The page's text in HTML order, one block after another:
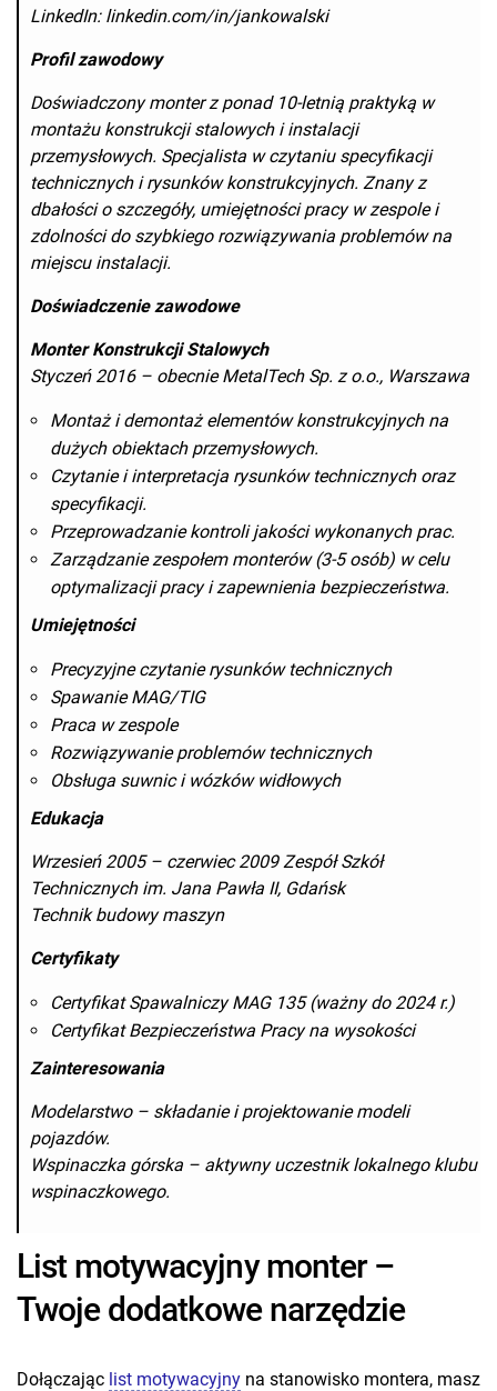
LinkedIn: linkedin.com/in/jankowalski
Profil zawodowy
Doświadczony monter z ponad 10-letnią praktyką w
montażu konstrukcji stalowych i instalacji
przemysłowych. Specjalista w czytaniu specyfikacji
technicznych i rysunków konstrukcyjnych. Znany z
dbałości o szczegóły, umiejętności pracy w zespole i
zdolności do szybkiego rozwiązywania problemów na
miejscu instalacji.
Doświadczenie zawodowe
Monter Konstrukcji Stalowych
Styczeń 2016 – obecnie MetalTech Sp. z o.o., Warszawa
Montaż i demontaż elementów konstrukcyjnych na
dużych obiektach przemysłowych.
Czytanie i interpretacja rysunków technicznych oraz
specyfikacji.
Przeprowadzanie kontroli jakości wykonanych prac.
Zarządzanie zespołem monterów (3-5 osób) w celu
optymalizacji pracy i zapewnienia bezpieczeństwa.
Umiejętności
Precyzyjne czytanie rysunków technicznych
Spawanie MAG/TIG
Praca w zespole
Rozwiązywanie problemów technicznych
Obsługa suwnic i wózków widłowych
Edukacja
Wrzesień 2005 – czerwiec 2009 Zespół Szkół
Technicznych im. Jana Pawła II, Gdańsk
Technik budowy maszyn
Certyfikaty
Certyfikat Spawalniczy MAG 135 (ważny do 2024 r.)
Certyfikat Bezpieczeństwa Pracy na wysokości
Zainteresowania
Modelarstwo – składanie i projektowanie modeli
pojazdów.
Wspinaczka górska – aktywny uczestnik lokalnego klubu
wspinaczkowego.
List motywacyjny monter –
Twoje dodatkowe narzędzie
Dołączając list motywacyjny na stanowisko montera, masz